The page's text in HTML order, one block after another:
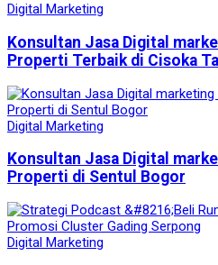
Digital Marketing
Konsultan Jasa Digital
Properti Terbaik di Cisoka
Digital Marketing
Konsultan Jasa Digital
Properti di Sentul Bogor
Digital Marketing